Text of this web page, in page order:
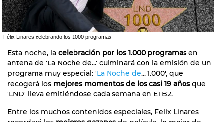
Félix Linares celebrando los 1000 programas
Esta noche, la celebración por los 1.000 programasen
antena de 'La Noche de...' culminará con la emisión de un
programa muy especial: 'La Noche de... 1.000', que
recogerá los mejores momentos de los casi 19 añosque
'LND' lleva emitiéndose cada semana en ETB2.
Entre los muchos contenidos especiales, Felix Linares